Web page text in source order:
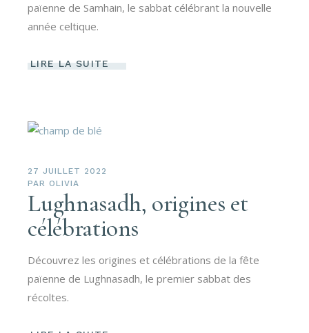
païenne de Samhain, le sabbat célébrant la nouvelle
année celtique.
LIRE LA SUITE
27 JUILLET 2022
PAR OLIVIA
Lughnasadh, origines et
célébrations
Découvrez les origines et célébrations de la fête
païenne de Lughnasadh, le premier sabbat des
récoltes.